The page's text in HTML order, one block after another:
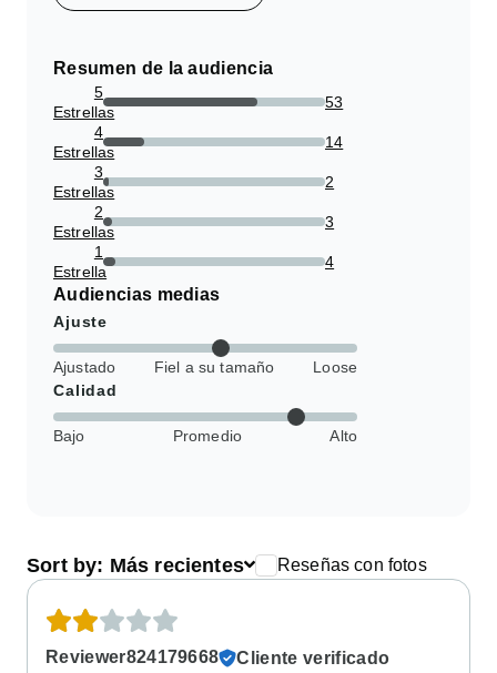
Resumen de la audiencia
5
Estrellas69.73684210526315%
53
4
Estrellas18.421052631578945%
14
3
Estrellas2.631578947368421%
2
2
Estrellas3.9473684210526314%
3
1
Estrella5.263157894736842%
4
Audiencias medias
Ajuste
Ajustado Fiel a su tamaño
Loose
Calidad
Bajo Promedio Alto
Sort by: Más recientes Reseñas con fotos
Reviewer824179668 Cliente verificado